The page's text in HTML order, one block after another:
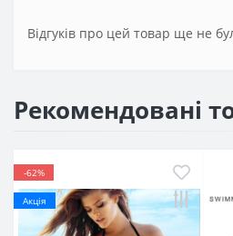
Відгуків про цей товар ще не
Рекомендовані
-62%
Акція